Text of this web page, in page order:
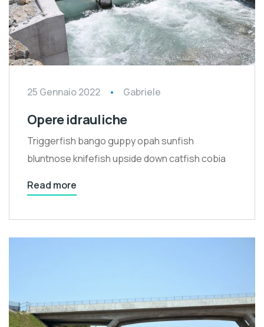
25 Gennaio 2022 Gabriele
Opere idrauliche
Triggerfish bango guppy opah sunfish
bluntnose knifefish upside down catfish cobia
Read more